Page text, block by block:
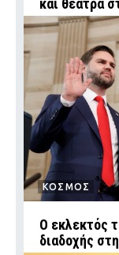
και θέατρα
ΚΟΣΜΟΣ
Ο εκλεκτός
διαδοχής